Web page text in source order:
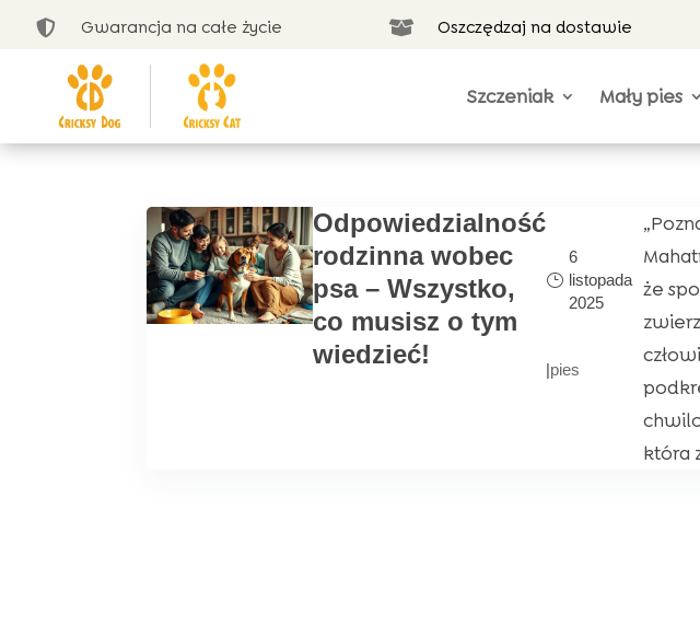
 Gwarancja na całe życie  Oszczędzaj na dostawie
Szczeniak Mały pies
Odpowiedzialność
rodzinna wobec
psa – Wszystko,
co musisz o tym
wiedzieć!
6
listopada
2025
|pies
że
która